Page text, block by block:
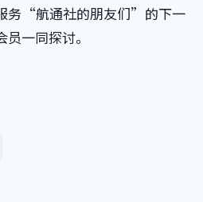
务“航通社的朋友们”的下一
一同探讨。